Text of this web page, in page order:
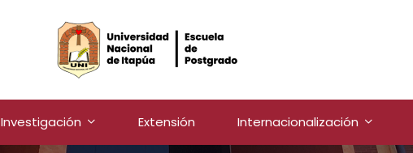
Investigación Extensión Internacionalización